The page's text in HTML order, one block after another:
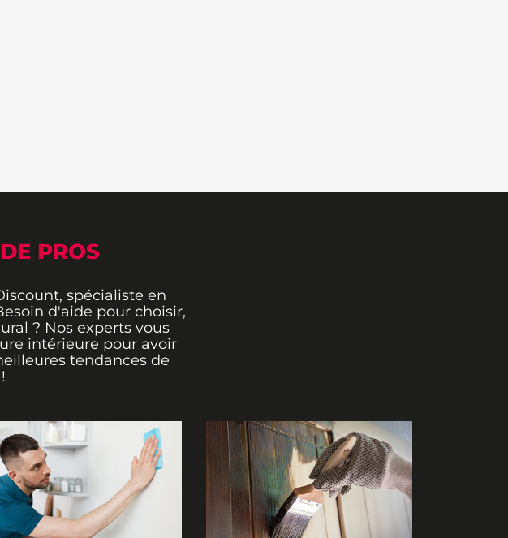
DE PROS
spécialiste en
d'aide pour choisir,
? Nos experts vous
intérieure pour avoir
tendances de